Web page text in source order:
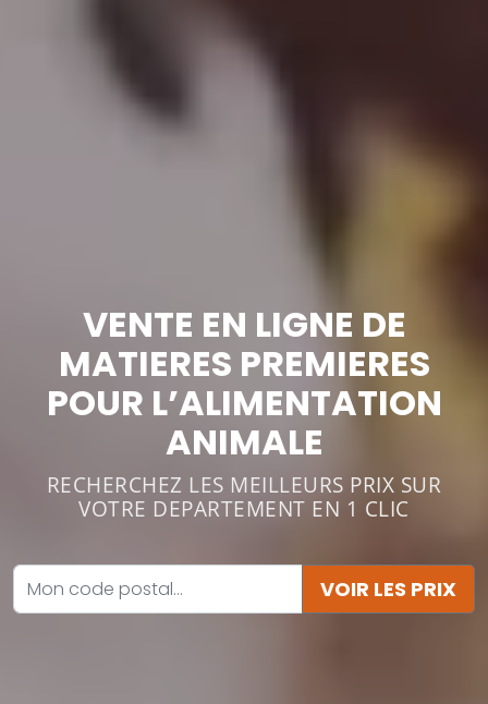
VENTE EN LIGNE DE
MATIERES PREMIERES
POUR L’ALIMENTATION
ANIMALE
RECHERCHEZ LES MEILLEURS PRIX SUR
VOTRE DEPARTEMENT EN 1 CLIC
VOIR LES PRIX